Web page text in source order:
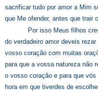
sacrificar tudo por amor a Mim
que Me ofender, antes que trair
Por isso Meus filhos
do verdadeiro amor deveis
vosso coração com muitas
para que a vossa natureza não
o vosso coração e para que
hora em que tiverdes de